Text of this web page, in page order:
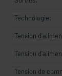
Technologie:
Tension
Tension
Tension de